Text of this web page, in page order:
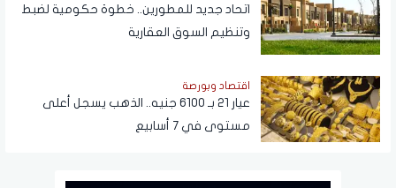
اتحاد جديد للمطورين.. خطوة حكومية لضبط
وتنظيم السوق العقارية
اقتصاد وبورصة
عيار 21 بـ 6100 جنيه.. الذهب يسجل أعلى
مستوى في 7 أسابيع